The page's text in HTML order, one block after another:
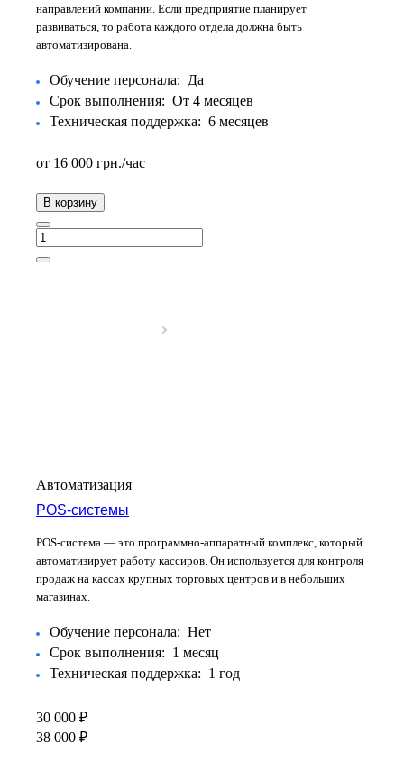
направлений компании. Если предприятие планирует
развиваться, то работа каждого отдела должна быть
автоматизирована.
Обучение персонала: Да
Срок выполнения: От 4 месяцев
Техническая поддержка: 6 месяцев
от 16 000 грн./час
В корзину
Автоматизация
POS-системы
POS-система — это программно-аппаратный комплекс, который
автоматизирует работу кассиров. Он используется для контроля
продаж на кассах крупных торговых центров и в небольших
магазинах.
Обучение персонала: Нет
Срок выполнения: 1 месяц
Техническая поддержка: 1 год
30 000 ₽
38 000 ₽